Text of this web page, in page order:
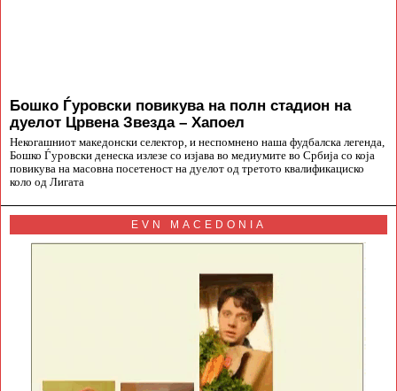
Бошко Ѓуровски повикува на полн стадион на
дуелот Црвена Звезда – Хапоел
Некогашниот македонски селектор, и неспомнено наша фудбалска легенда,
Бошко Ѓуровски денеска излезе со изјава во медиумите во Србија со која
повикува на масовна посетеност на дуелот од третото квалификациско
коло од Лигата
EVN MACEDONIA